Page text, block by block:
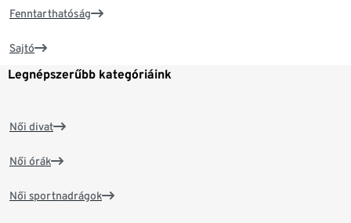
Fenntarthatóság
Sajtó
Legnépszerűbb kategóriáink
Női divat
Női órák
Női sportnadrágok